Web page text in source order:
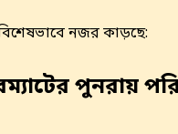
নজর কাড়ছে:
পুনরায়